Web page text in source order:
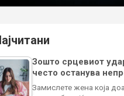
Зошто срцевиот
често останува
Замислете жена која